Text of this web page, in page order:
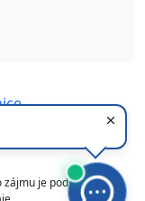
zájmu je podpořeno z